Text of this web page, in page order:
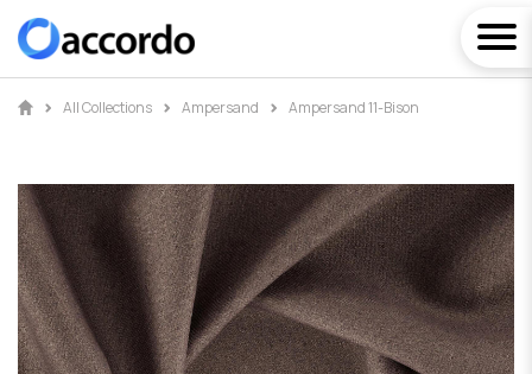
All Collections Ampersand Ampersand 11-Bison